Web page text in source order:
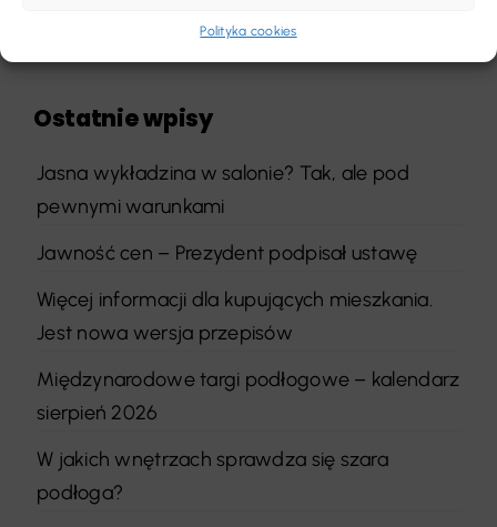
Polityka cookies
Ostatnie wpisy
Jasna wykładzina w salonie? Tak, ale pod
pewnymi warunkami
Jawność cen – Prezydent podpisał ustawę
Więcej informacji dla kupujących mieszkania.
Jest nowa wersja przepisów
Międzynarodowe targi podłogowe – kalendarz
sierpień 2026
W jakich wnętrzach sprawdza się szara
podłoga?